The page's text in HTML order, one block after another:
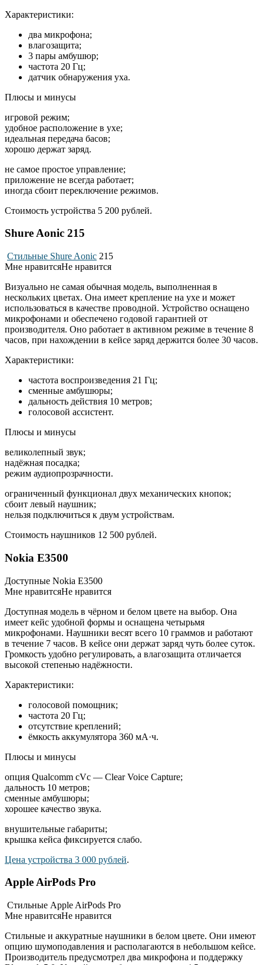
Характеристики:
два микрофона;
влагозащита;
3 пары амбушюр;
частота 20 Гц;
датчик обнаружения уха.
Плюсы и минусы
игровой режим;
удобное расположение в ухе;
идеальная передача басов;
хорошо держат заряд.
не самое простое управление;
приложение не всегда работает;
иногда сбоит переключение режимов.
Стоимость устройства 5 200 рублей.
Shure Aonic 215
Стильные Shure Aonic 215
Мне нравитсяНе нравится
Визуально не самая обычная модель, выполненная в
нескольких цветах. Она имеет крепление на ухе и может
использоваться в качестве проводной. Устройство оснащено
микрофонами и обеспечено годовой гарантией от
производителя. Оно работает в активном режиме в течение 8
часов, при нахождении в кейсе заряд держится более 30 часов.
Характеристики:
частота воспроизведения 21 Гц;
сменные амбушюры;
дальность действия 10 метров;
голосовой ассистент.
Плюсы и минусы
великолепный звук;
надёжная посадка;
режим аудиопрозрачности.
ограниченный функционал двух механических кнопок;
сбоит левый наушник;
нельзя подключиться к двум устройствам.
Стоимость наушников 12 500 рублей.
Nokia E3500
Доступные Nokia E3500
Мне нравитсяНе нравится
Доступная модель в чёрном и белом цвете на выбор. Она
имеет кейс удобной формы и оснащена четырьмя
микрофонами. Наушники весят всего 10 граммов и работают
в течение 7 часов. В кейсе они держат заряд чуть более суток.
Громкость удобно регулировать, а влагозащита отличается
высокой степенью надёжности.
Характеристики:
голосовой помощник;
частота 20 Гц;
отсутствие креплений;
ёмкость аккумулятора 360 мА·ч.
Плюсы и минусы
опция Qualcomm cVc — Clear Voice Capture;
дальность 10 метров;
сменные амбушюры;
хорошее качество звука.
внушительные габариты;
крышка кейса фиксируется слабо.
Цена устройства 3 000 рублей.
Apple AirPods Pro
Стильные Apple AirPods Pro
Мне нравитсяНе нравится
Стильные и аккуратные наушники в белом цвете. Они имеют
опцию шумоподавления и располагаются в небольшом кейсе.
Производитель предусмотрел два микрофона и поддержку